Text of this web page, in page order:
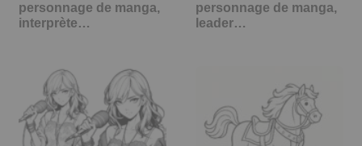
personnage de manga,
interprète…
personnage de manga,
leader…